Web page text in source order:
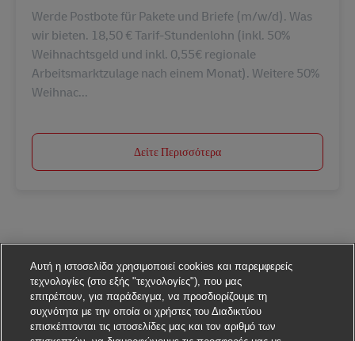
Werde Postbote für Pakete und Briefe (m/w/d). Was
wir bieten. 18,50 € Tarif-Stundenlohn (inkl. 50%
Weihnachtsgeld und inkl. 0,55€ regionale
Arbeitsmarktzulage nach einem Monat). Weitere 50%
Weihnac...
Δείτε Περισσότερα
Αυτή η ιστοσελίδα χρησιμοποιεί cookies και παρεμφερείς
τεχνολογίες (στο εξής "τεχνολογίες"), που μας
επιτρέπουν, για παράδειγμα, να προσδιορίζουμε τη
συχνότητα με την οποία οι χρήστες του Διαδικτύου
επισκέπτονται τις ιστοσελίδες μας και τον αριθμό των